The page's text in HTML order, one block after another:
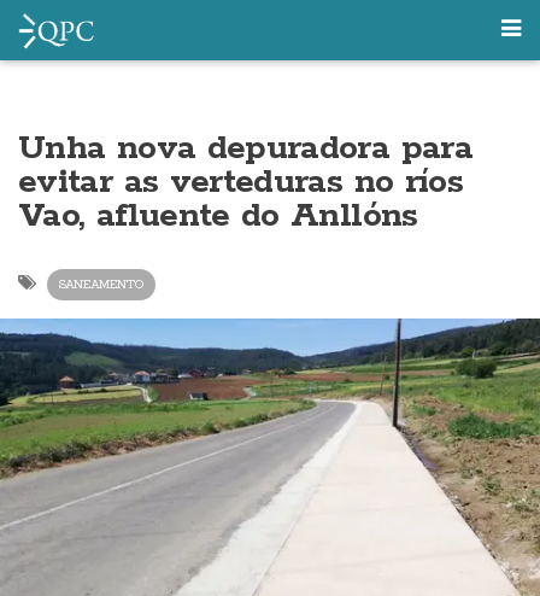
Unha nova depuradora para
evitar as verteduras no ríos
Vao, afluente do Anllóns
SANEAMENTO